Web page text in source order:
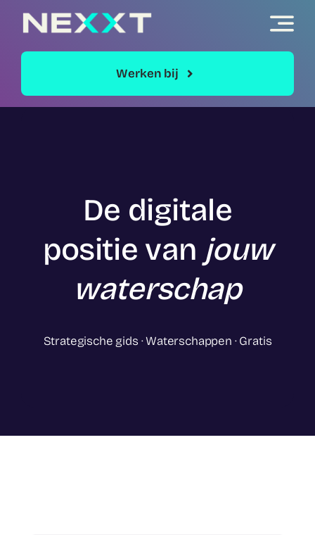
content
Werken bij
De digitale
positie van jouw
waterschap
Strategische gids · Waterschappen · Gratis